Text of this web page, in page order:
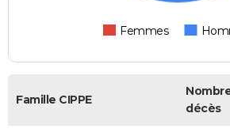
Femmes
Famille CIPPE
décès